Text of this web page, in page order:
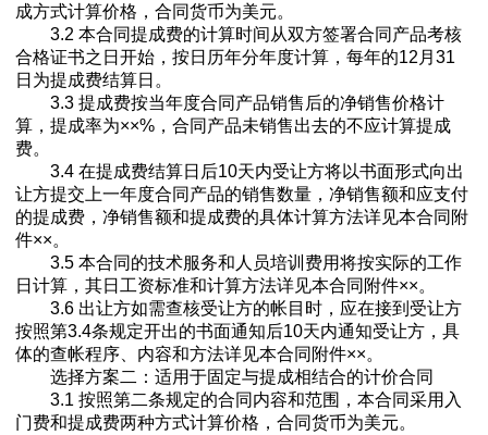
成方式计算价格，合同货币为美元。
3.2 本合同提成费的计算时间从双方签署合同产品考核
合格证书之日开始，按日历年分年度计算，每年的12月31
日为提成费结算日。
3.3 提成费按当年度合同产品销售后的净销售价格计
算，提成率为××%，合同产品未销售出去的不应计算提成
费。
3.4 在提成费结算日后10天内受让方将以书面形式向出
让方提交上一年度合同产品的销售数量，净销售额和应支付
的提成费，净销售额和提成费的具体计算方法详见本合同附
件××。
3.5 本合同的技术服务和人员培训费用将按实际的工作
日计算，其日工资标准和计算方法详见本合同附件××。
3.6 出让方如需查核受让方的帐目时，应在接到受让方
按照第3.4条规定开出的书面通知后10天内通知受让方，具
体的查帐程序、内容和方法详见本合同附件××。
选择方案二：适用于固定与提成相结合的计价合同
3.1 按照第二条规定的合同内容和范围，本合同采用入
门费和提成费两种方式计算价格，合同货币为美元。